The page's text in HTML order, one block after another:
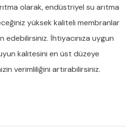
olarak, endüstriyel su arıtma
yüksek kaliteli membranlar
edebilirsiniz. İhtiyacınıza uygun
kalitesini en üst düzeye
verimliliğini artırabilirsiniz.